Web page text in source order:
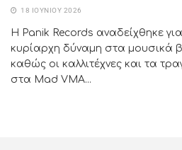
18 ΙΟΥΝΊΟΥ 2026
Η Panik Records αναδείχθηκε
κυρίαρχη δύναμη στα μουσικά
καθώς οι καλλιτέχνες και τα
στα Mad VΜΑ...